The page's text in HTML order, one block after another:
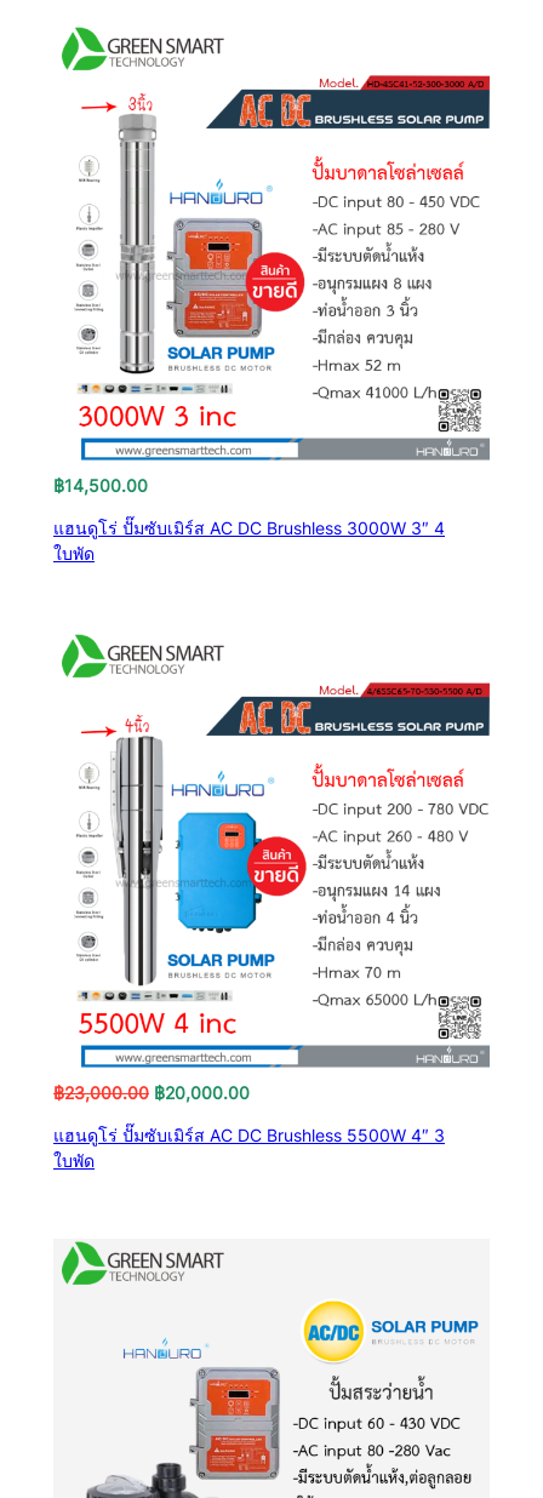
฿14,500.00
แฮนดูโร่ ปั๊มซับเมิร์ส AC DC Brushless 3000W 3″ 4
ใบพัด
฿23,000.00 Original
was:
฿20,000.00Current
is:
แฮนดูโร่ ปั๊มซับเมิร์ส AC DC Brushless 5500W 4″ 3
ใบพัด